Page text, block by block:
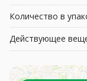
Количество в
Действующее